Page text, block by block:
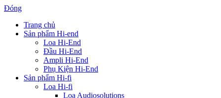
Đóng
Trang chủ
Sản phẩm Hi-end
Loa Hi-End
Đầu Hi-End
Ampli Hi-End
Phụ Kiện Hi-End
Sản phẩm Hi-fi
Loa Hi-fi
Loa Audiosolutions